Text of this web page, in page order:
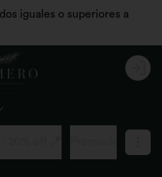
iguales o superiores a
Login